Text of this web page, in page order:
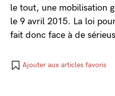
le tout, une mobilisation
le 9 avril 2015. La loi
fait donc face à de
Ajouter aux articles favoris